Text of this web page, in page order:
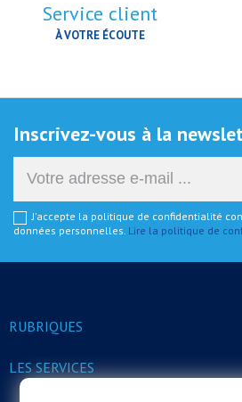
Service client
À VOTRE ÉCOUTE
Inscrivez-vous à la
J'accepte la politique de confidentialité
données personnelles. Lire la politique de
RUBRIQUES
LES SERVICES